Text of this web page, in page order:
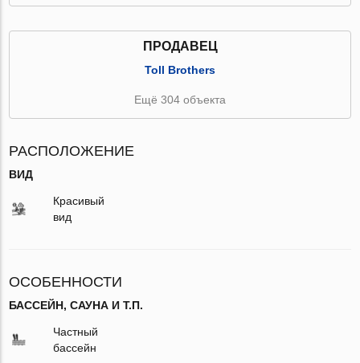
ПРОДАВЕЦ
Toll Brothers
Ещё 304 объекта
РАСПОЛОЖЕНИЕ
ВИД
Красивый
вид
ОСОБЕННОСТИ
БАССЕЙН, САУНА И Т.П.
Частный
бассейн